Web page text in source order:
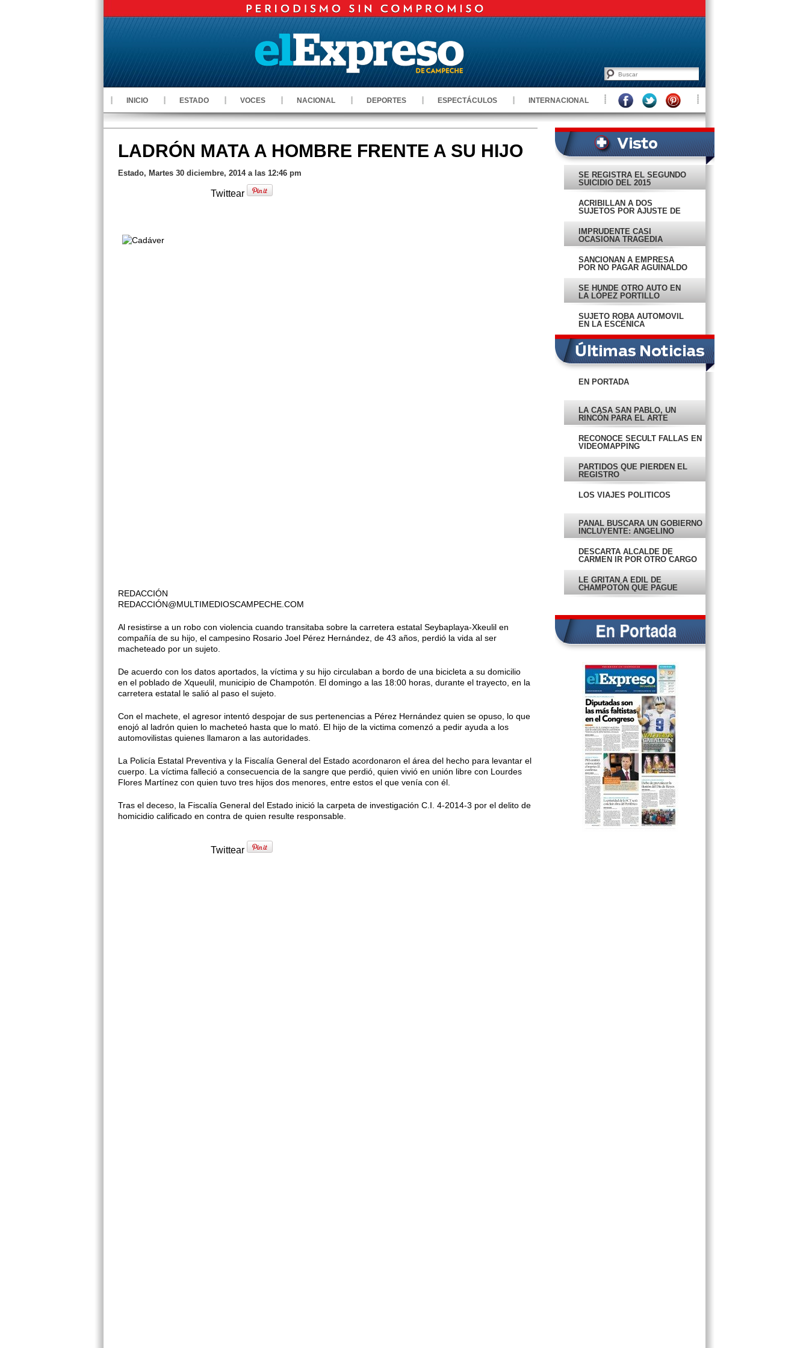
INICIO ESTADO VOCES NACIONAL DEPORTES ESPECTÁCULOS INTERNACIONAL
LADRÓN MATA A HOMBRE FRENTE A SU HIJO
Estado, Martes 30 diciembre, 2014 a las 12:46 pm
Twittear
REDACCIÓN
REDACCIÓN@MULTIMEDIOSCAMPECHE.COM
Al resistirse a un robo con violencia cuando transitaba sobre la carretera estatal Seybaplaya-Xkeulil en
compañía de su hijo, el campesino Rosario Joel Pérez Hernández, de 43 años, perdió la vida al ser
macheteado por un sujeto.
De acuerdo con los datos aportados, la víctima y su hijo circulaban a bordo de una bicicleta a su domicilio
en el poblado de Xqueulil, municipio de Champotón. El domingo a las 18:00 horas, durante el trayecto, en la
carretera estatal le salió al paso el sujeto.
Con el machete, el agresor intentó despojar de sus pertenencias a Pérez Hernández quien se opuso, lo que
enojó al ladrón quien lo macheteó hasta que lo mató. El hijo de la victima comenzó a pedir ayuda a los
automovilistas quienes llamaron a las autoridades.
La Policía Estatal Preventiva y la Fiscalía General del Estado acordonaron el área del hecho para levantar el
cuerpo. La víctima falleció a consecuencia de la sangre que perdió, quien vivió en unión libre con Lourdes
Flores Martínez con quien tuvo tres hijos dos menores, entre estos el que venía con él.
Tras el deceso, la Fiscalía General del Estado inició la carpeta de investigación C.I. 4-2014-3 por el delito de
homicidio calificado en contra de quien resulte responsable.
Twittear
SE REGISTRA EL SEGUNDO
SUICIDIO DEL 2015
ACRIBILLAN A DOS
SUJETOS POR AJUSTE DE
IMPRUDENTE CASI
OCASIONA TRAGEDIA
SANCIONAN A EMPRESA
POR NO PAGAR AGUINALDO
SE HUNDE OTRO AUTO EN
LA LÓPEZ PORTILLO
SUJETO ROBA AUTOMÓVIL
EN LA ESCÉNICA
EN PORTADA
LA CASA SAN PABLO, UN
RINCÓN PARA EL ARTE
RECONOCE SECULT FALLAS EN
VIDEOMAPPING
PARTIDOS QUE PIERDEN EL
REGISTRO
LOS VIAJES POLÍTICOS
PANAL BUSCARÁ UN GOBIERNO
INCLUYENTE: ANGELINO
DESCARTA ALCALDE DE
CARMEN IR POR OTRO CARGO
LE GRITAN A EDIL DE
CHAMPOTÓN QUE PAGUE
SUELDOS
A ADRIANA CAZÁN
VUELCA CAMIONETA AL
INTENTAR BAJAR UN CERRO
PREOCUPA TASA DE INTENTOS
DE SUICIDIO EN CAMPECHE
INTENTAN ROBAR EN OTRO
CAJERO AUTOMÁTICO
ACRIBILLAN A DOS SUJETOS
POR AJUSTE DE CUENTAS
COBRO DE TENENCIA VA
‘VIENTO EN POPA’
ENTREGA FOB DECENAS DE
VIVIENDAS DIGNAS
ANUNCIAN HOSPITAL EN SIGLO
XXI